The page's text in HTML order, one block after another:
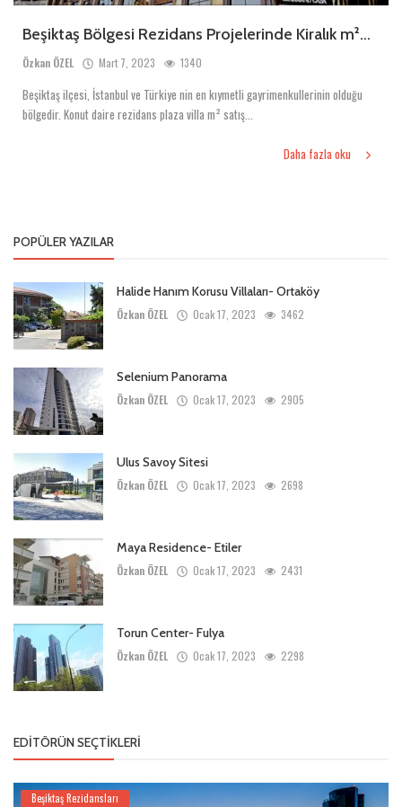
Beşiktaş Bölgesi Rezidans Projelerinde Kiralık m²...
Özkan ÖZEL Mart 7, 2023 1340
Beşiktaş ilçesi, İstanbul ve Türkiye nin en kıymetli gayrimenkullerinin olduğu
bölgedir. Konut daire rezidans plaza villa m² satış...
Daha fazla oku
POPÜLER YAZILAR
Halide Hanım Korusu Villaları- Ortaköy
Özkan ÖZEL Ocak 17, 2023 3462
Selenium Panorama
Özkan ÖZEL Ocak 17, 2023 2905
Ulus Savoy Sitesi
Özkan ÖZEL Ocak 17, 2023 2698
Maya Residence- Etiler
Özkan ÖZEL Ocak 17, 2023 2431
Torun Center- Fulya
Özkan ÖZEL Ocak 17, 2023 2298
EDITÖRÜN SEÇTIKLERI
Beşiktaş Rezidansları